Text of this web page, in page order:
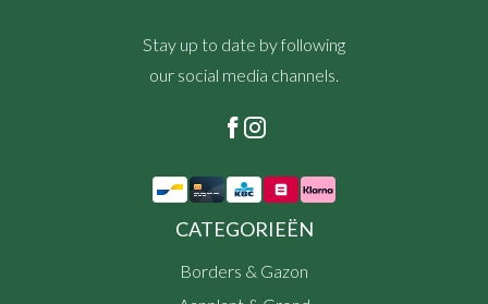
Stay up to date by following
our social media channels.
CATEGORIEËN
Borders & Gazon